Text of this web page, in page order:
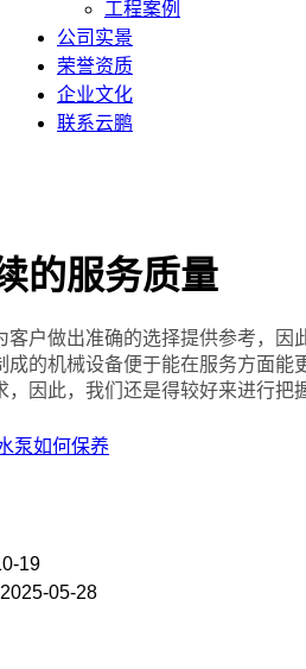
工程案例
公司实景
荣誉资质
企业文化
联系云鹏
的服务质量
户做出准确的选择提供参考，因
的机械设备便于能在服务方面能
因此，我们还是得较好来进行把
泵如何保养
19
2025-05-28